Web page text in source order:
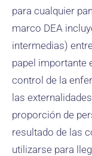
para cualquier
marco DEA
intermedias)
papel importante
control de la
las
proporción de
resultado de las
utilizarse para